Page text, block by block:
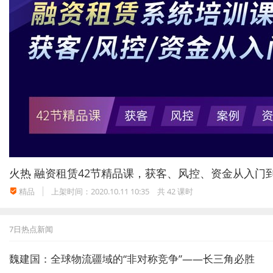
火热 融资租赁42节精品课，获客、风控、资金从入门
精品 上架时间：2020.10.11 10:35 共 42 课时
7日热点新闻
魏建国：全球物流疆域的“非对称竞争”——长三角必胜